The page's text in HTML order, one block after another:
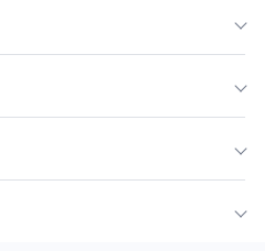
一、增强品牌认知和认同